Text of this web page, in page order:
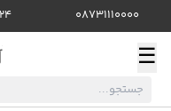
08731110000
☰